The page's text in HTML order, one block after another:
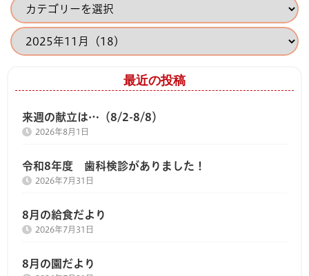
最近の投稿
来週の献立は…（8/2-8/8）
2026年8月1日
令和8年度 歯科検診がありました！
2026年7月31日
8月の給食だより
2026年7月31日
8月の園だより